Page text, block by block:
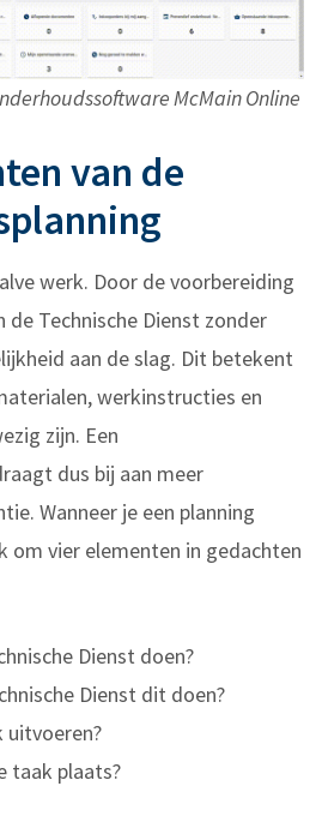
McMain Online
van de
werk. Door de voorbereiding
Technische Dienst zonder
aan de slag. Dit betekent
werkinstructies en
zijn. Een
dus bij aan meer
Wanneer je een planning
om vier elementen in gedachten
Dienst doen?
Dienst dit doen?
uitvoeren?
taak plaats?